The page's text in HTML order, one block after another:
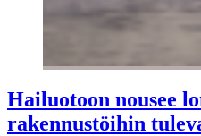
Hailuotoon nousee
rakennustöihin